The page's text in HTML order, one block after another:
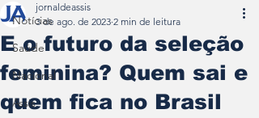
Notícias
Saúde
Nacional
Assis
E o futuro da seleção
feminina? Quem sai e
quem fica no Brasil
jornaldeassis
3 de ago. de 2023 2 min de leitura